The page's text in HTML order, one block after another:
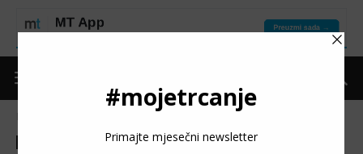
Predstavljamo Vijesti